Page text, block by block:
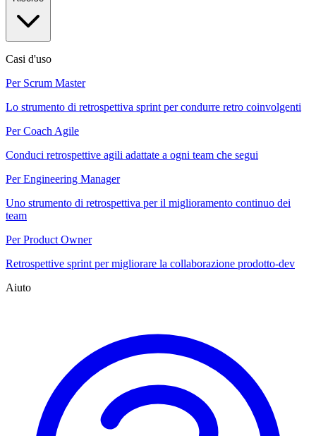
Casi d'uso
Per Scrum Master
Lo strumento di retrospettiva sprint per condurre retro coinvolgenti
Per Coach Agile
Conduci retrospettive agili adattate a ogni team che segui
Per Engineering Manager
Uno strumento di retrospettiva per il miglioramento continuo dei
team
Per Product Owner
Retrospettive sprint per migliorare la collaborazione prodotto-dev
Aiuto